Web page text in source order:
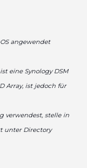
angewendet
eine Synology DSM
Array, ist jedoch für
verwendest, stelle in
unter Directory